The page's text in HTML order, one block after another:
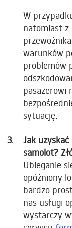
W
natomiast z
warunków
problemów
pasażerowi
sytuację.
Jak
samolot?
Ubieganie
opóźniony
bardzo
nas usługi
wystarczy